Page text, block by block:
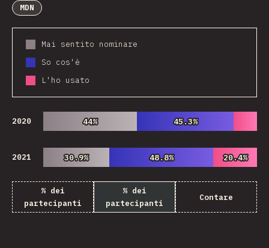
MDN
Mai sentito nominare
So cos'è
L'ho usato
2020 44%
44% 45.3%
45.3%
2021 30.9%
30.9% 48.8%
48.8% 20.4%
20.4%
% dei
partecipanti
% dei
partecipanti
Contare